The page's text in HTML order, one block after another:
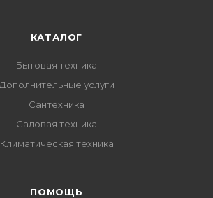
КАТАЛОГ
Бытовая техника
Дополнительные услуги
Сантехника
Садовая техника
Климатическая техника
ПОМОЩЬ